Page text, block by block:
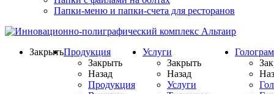
Папки-меню и папки-счета для ресторанов
ЗакрытьПродукция
Закрыть
Назад
Продукция
Услуги
Закрыть
Назад
Услуги